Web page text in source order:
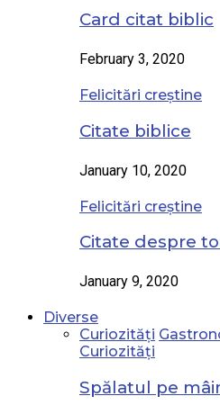
Card citat biblic
February 3, 2020
Felicitări creștine
Citate biblice
January 10, 2020
Felicitări creștine
Citate despre
January 9, 2020
Diverse
Curiozități
Curiozități
Spălatul pe